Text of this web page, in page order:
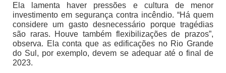
Ela lamenta haver pressões e cultura de menor
investimento em segurança contra incêndio. “Há quem
considere um gasto desnecessário porque tragédias
são raras. Houve também flexibilizações de prazos”,
observa. Ela conta que as edificações no Rio Grande
do Sul, por exemplo, devem se adequar até o final de
2023.